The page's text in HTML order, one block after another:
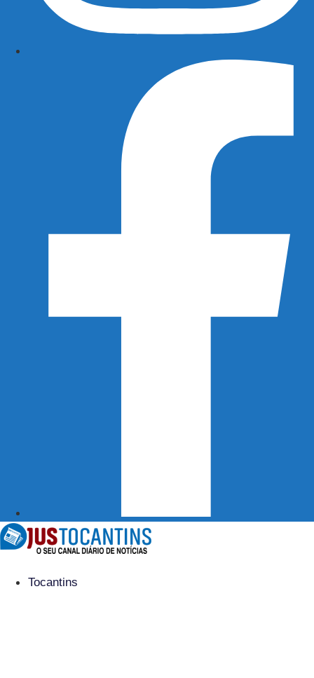
Tocantins